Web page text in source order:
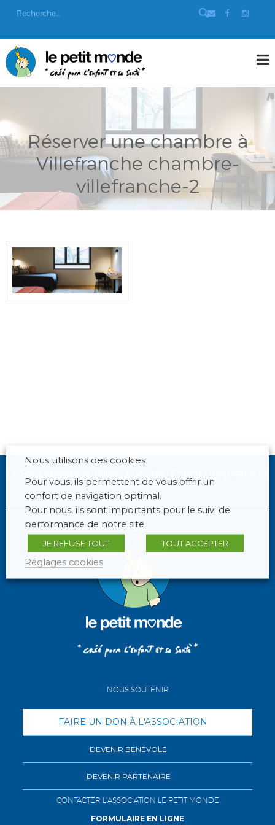
Réserver une chambre à
Villefranche chambre-
villefranche-2
de sa famille.
NOUS SOUTENIR
FAIRE UN DON À L'ASSOCIATION
DEVENIR BÉNÉVOLE
DEVENIR PARTENAIRE
CONTACTER L'ASSOCIATION LE PETIT MONDE
FORMULAIRE EN LIGNE
Nous utilisons des cookies
Pour vous, ils permettent de vous offrir un
confort de navigation optimal.
Pour nous, ils sont importants pour le suivi de
performance de notre site.
JE REFUSE TOUT TOUT ACCEPTER
Réglages cookies